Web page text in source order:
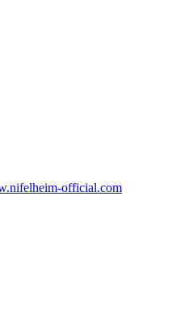
official.com